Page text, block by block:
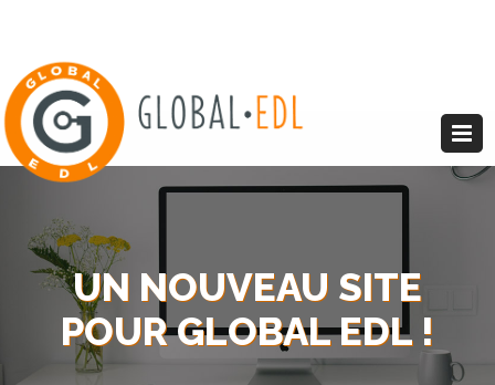
UN NOUVEAU SITE
POUR GLOBAL EDL !